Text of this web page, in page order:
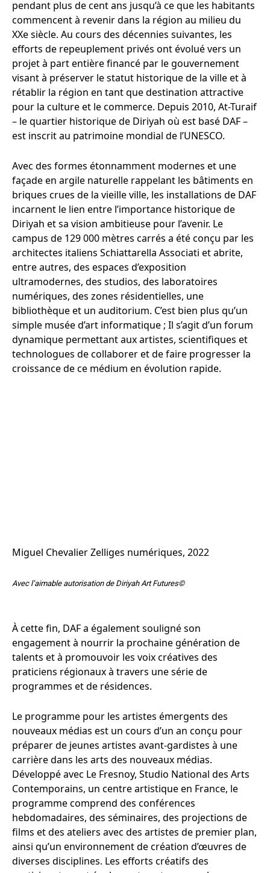
pendant plus de cent ans jusqu’à ce que les habitants
commencent à revenir dans la région au milieu du
XXe siècle. Au cours des décennies suivantes, les
efforts de repeuplement privés ont évolué vers un
projet à part entière financé par le gouvernement
visant à préserver le statut historique de la ville et à
rétablir la région en tant que destination attractive
pour la culture et le commerce. Depuis 2010, At-Turaif
– le quartier historique de Diriyah où est basé DAF –
est inscrit au patrimoine mondial de l’UNESCO.
Avec des formes étonnamment modernes et une
façade en argile naturelle rappelant les bâtiments en
briques crues de la vieille ville, les installations de DAF
incarnent le lien entre l’importance historique de
Diriyah et sa vision ambitieuse pour l’avenir. Le
campus de 129 000 mètres carrés a été conçu par les
architectes italiens Schiattarella Associati et abrite,
entre autres, des espaces d’exposition
ultramodernes, des studios, des laboratoires
numériques, des zones résidentielles, une
bibliothèque et un auditorium. C’est bien plus qu’un
simple musée d’art informatique ; Il s’agit d’un forum
dynamique permettant aux artistes, scientifiques et
technologues de collaborer et de faire progresser la
croissance de ce médium en évolution rapide.
Miguel Chevalier Zelliges numériques, 2022
Avec l’aimable autorisation de Diriyah Art Futures©
À cette fin, DAF a également souligné son
engagement à nourrir la prochaine génération de
talents et à promouvoir les voix créatives des
praticiens régionaux à travers une série de
programmes et de résidences.
Le programme pour les artistes émergents des
nouveaux médias est un cours d’un an conçu pour
préparer de jeunes artistes avant-gardistes à une
carrière dans les arts des nouveaux médias.
Développé avec Le Fresnoy, Studio National des Arts
Contemporains, un centre artistique en France, le
programme comprend des conférences
hebdomadaires, des séminaires, des projections de
films et des ateliers avec des artistes de premier plan,
ainsi qu’un environnement de création d’œuvres de
diverses disciplines. Les efforts créatifs des